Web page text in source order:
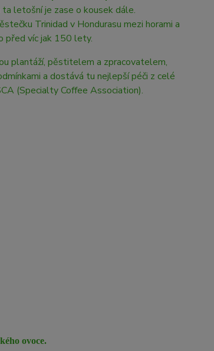
letošní je zase o kousek dále.
Trinidad v Hondurasu mezi horami a
před víc jak 150 lety.
plantáží, pěstitelem a zpracovatelem,
a dostává tu nejlepší péči z celé
(Specialty Coffee Association).
ovoce.